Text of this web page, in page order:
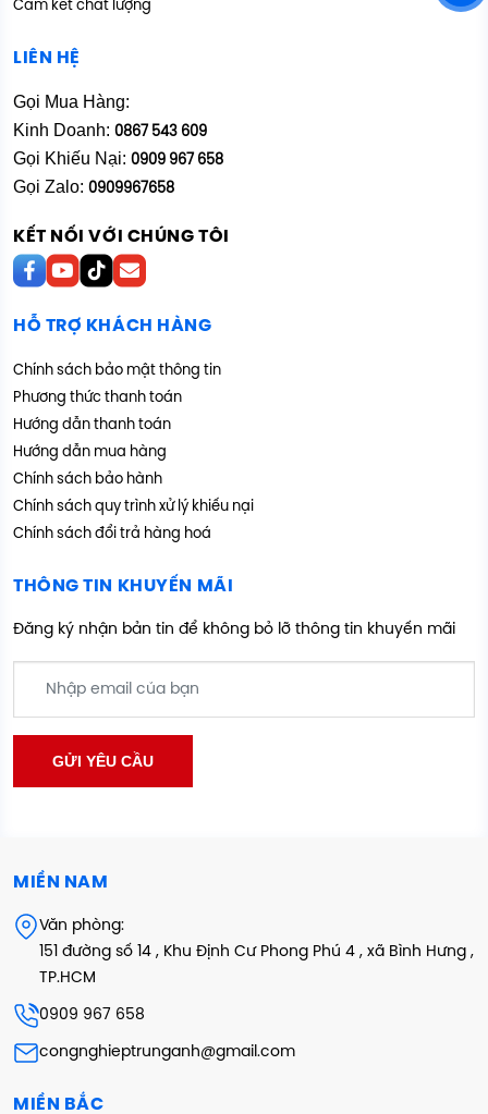
Cam kết chất lượng
LIÊN HỆ
Gọi Mua Hàng:
Kinh Doanh: 0867 543 609
Gọi Khiếu Nại: 0909 967 658
Gọi Zalo: 0909967658
KẾT NỐI VỚI CHÚNG TÔI
HỖ TRỢ KHÁCH HÀNG
Chính sách bảo mật thông tin
Phương thức thanh toán
Hướng dẫn thanh toán
Hướng dẫn mua hàng
Chính sách bảo hành
Chính sách quy trình xử lý khiếu nại
Chính sách đổi trả hàng hoá
THÔNG TIN KHUYẾN MÃI
Đăng ký nhận bản tin để không bỏ lỡ thông tin khuyến mãi
MIỀN NAM
Văn phòng:
151 đường số 14 , Khu Định Cư Phong Phú 4 , xã Bình Hưng ,
TP.HCM
0909 967 658
congnghieptrunganh@gmail.com
MIỀN BẮC